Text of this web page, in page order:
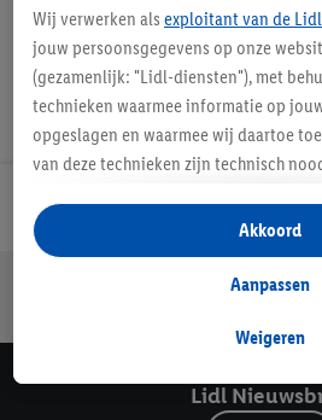
Lidl
Jouw voordelen bij ons als Lidl
Lidl
Wij verwerken als exploitant van de
jouw persoonsgegevens op onze
(gezamenlijk: "Lidl-diensten"), met
technieken waarmee informatie op
opgeslagen en waarmee wij daartoe
van deze technieken zijn technisch
opslaan van voorkeursinstellingen, het
analyseren van statistieken of voor het
gepersonaliseerde reclame binnen en
gegevens over jouw aankoopgedrag in
Als je hier toestemming geeft aan ons
Weigeren
Aanpassen
Akkoord